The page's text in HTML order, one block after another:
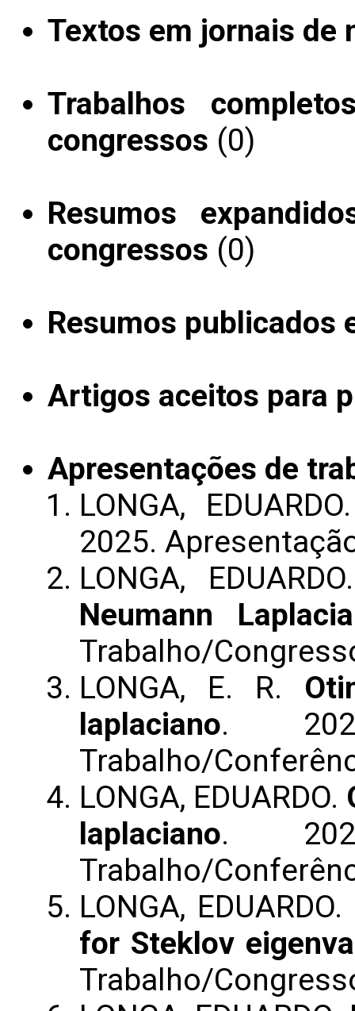
Textos em jornais
Trabalhos
congressos (0)
Resumos
congressos (0)
Resumos publicados
Artigos aceitos para
Apresentações de
LONGA,
2025.
LONGA,
Neumann
Trabalho/
LONGA, E. R.
laplaciano.
Trabalho/
LONGA, EDUARDO.
laplaciano.
Trabalho/
LONGA, EDUARDO.
for Steklov
Trabalho/